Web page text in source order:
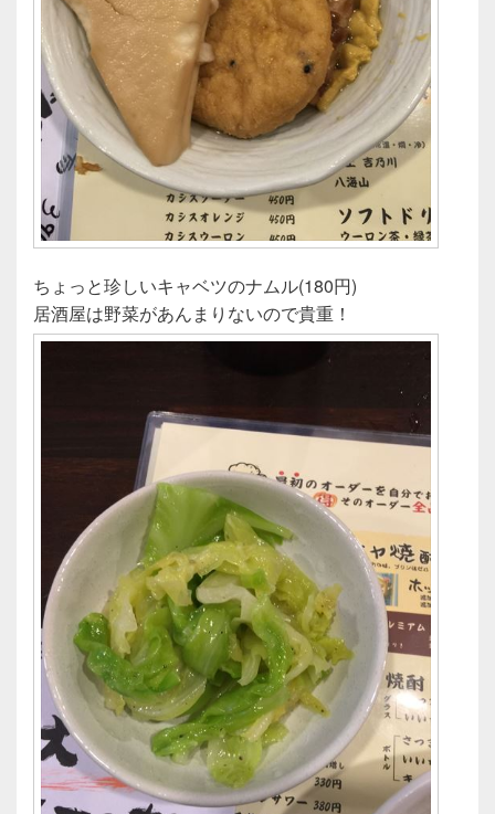
ちょっと珍しいキャベツのナムル(180円)
居酒屋は野菜があんまりないので貴重！